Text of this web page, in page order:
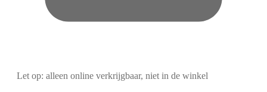
Let op: alleen online verkrijgbaar, niet in de winkel